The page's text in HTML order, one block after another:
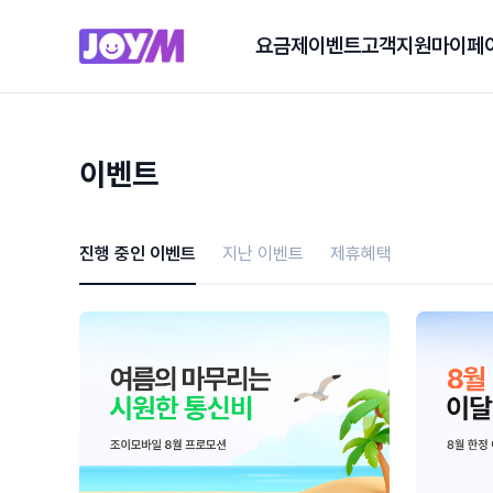
요금제 이벤트고객지원마이페
이벤트
진행 중인 이벤트 지난 이벤트 제휴혜택